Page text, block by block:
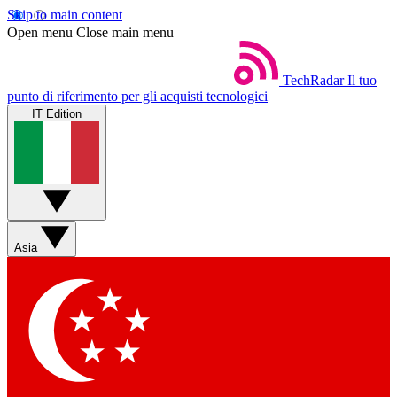
Skip to main content
Open menu Close main menu
TechRadar Il tuo
punto di riferimento per gli acquisti tecnologici
IT Edition
Asia